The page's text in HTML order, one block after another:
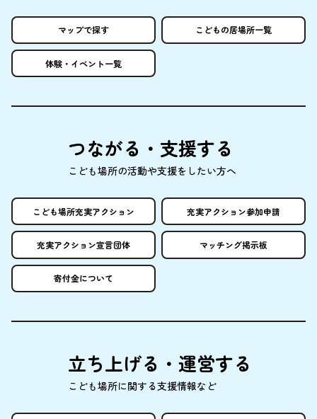
マップで探す こどもの居場所一覧
体験 ・イベント一覧
つながる・ 支援する
こども場所の活動や支援をしたい方へ
こども場所充実アクション 充実アクション参加申請
充実アクション宣言団体 マッチング掲示板
寄付金について
立ち上げる・ 運営する
こども場所に関する支援情報など